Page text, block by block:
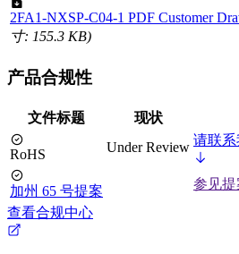
2FA1-NXSP-C04-1 PDF Customer
寸: 155.3 KB)
产品合规性
文件标题 现状
RoHS Under Review 请联系
加州 65 号提案
参见提
查看合规中心